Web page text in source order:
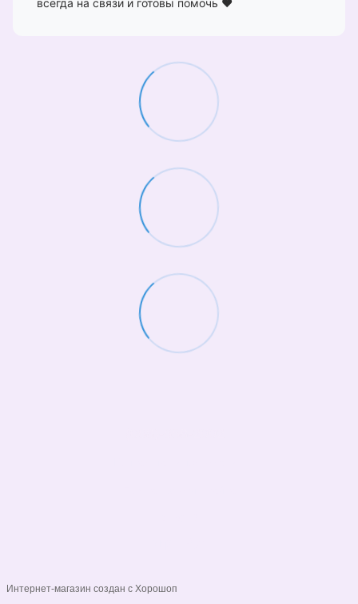
Интернет-магазин создан с Хорошоп